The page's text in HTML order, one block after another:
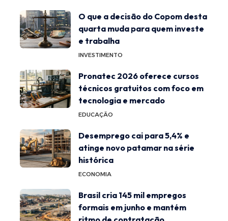
O que a decisão do Copom desta
quarta muda para quem investe
e trabalha
INVESTIMENTO
Pronatec 2026 oferece cursos
técnicos gratuitos com foco em
tecnologia e mercado
EDUCAÇÃO
Desemprego cai para 5,4% e
atinge novo patamar na série
histórica
ECONOMIA
Brasil cria 145 mil empregos
formais em junho e mantém